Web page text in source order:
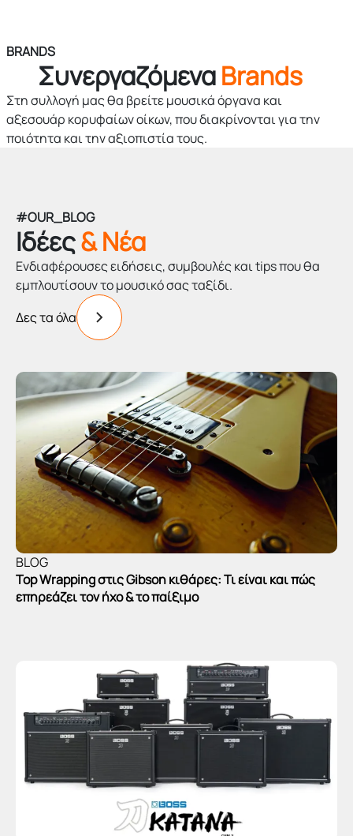
BRANDS
ΣυνεργαζόμεναBrands
Στη συλλογή μας θα βρείτε μουσικά όργανα και
αξεσουάρ κορυφαίων οίκων, που διακρίνονται για την
ποιότητα και την αξιοπιστία τους.
#OUR_BLOG
Ιδέες& Νέα
Ενδιαφέρουσες ειδήσεις, συμβουλές και tips που θα
εμπλουτίσουν το μουσικό σας ταξίδι.
Δες τα όλα
BLOG
Top Wrapping στις Gibson κιθάρες: Τι είναι και πώς
επηρεάζει τον ήχο & το παίξιμο